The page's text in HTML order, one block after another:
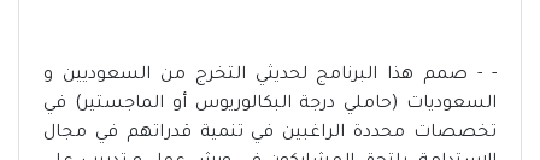
- - صمم هذا البرنامج لحديثي التخرج من السعوديين و
السعوديات (حاملي درجة البكالوريوس أو الماجستير) في
تخصصات محددة الراغبين في تنمية قدراتهم في مجال